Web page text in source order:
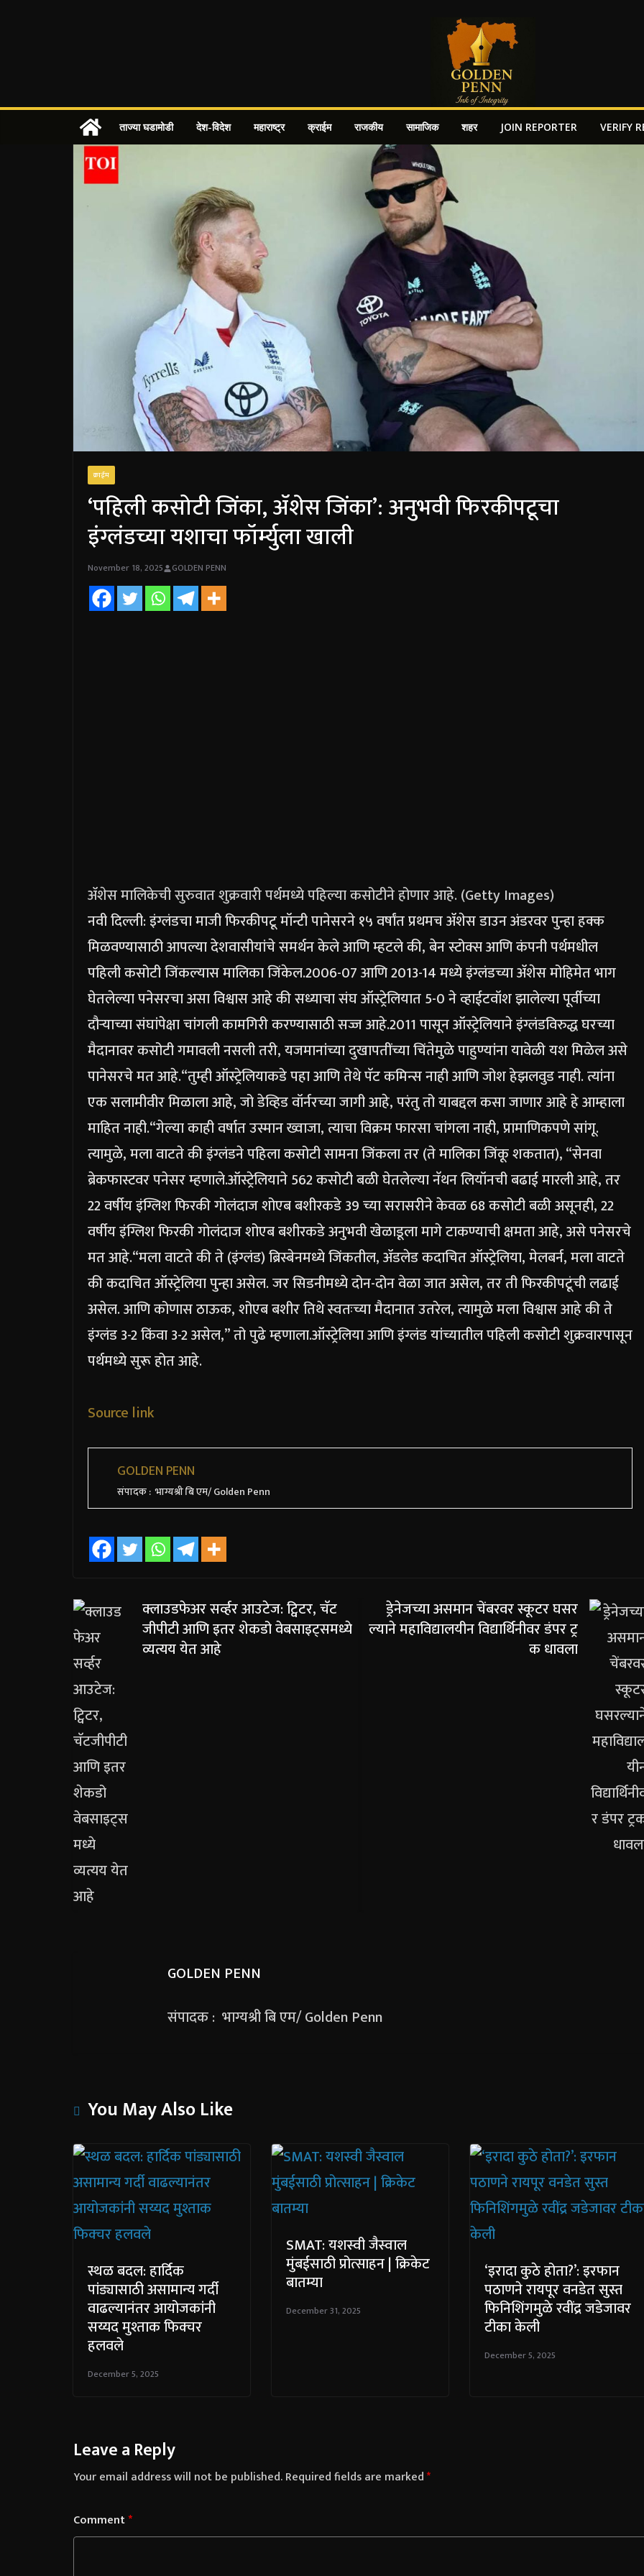
ताज्या घडामोडी देश-विदेश महाराष्ट्र क्राईम राजकीय सामाजिक शहर JOIN REPORTER VERIFY
क्राईम
‘पहिली कसोटी जिंका, ॲशेस जिंका’: अनुभवी फिरकीपटूचा
इंग्लंडच्या यशाचा फॉर्म्युला खाली
November 18, 2025 GOLDEN PENN
ॲशेस मालिकेची सुरुवात शुक्रवारी पर्थमध्ये पहिल्या कसोटीने होणार आहे. (Getty Images)
नवी दिल्ली: इंग्लंडचा माजी फिरकीपटू मॉन्टी पानेसरने १५ वर्षांत प्रथमच ॲशेस डाउन अंडरवर पुन्हा हक्क
मिळवण्यासाठी आपल्या देशवासीयांचे समर्थन केले आणि म्हटले की, बेन स्टोक्स आणि कंपनी पर्थमधील
पहिली कसोटी जिंकल्यास मालिका जिंकेल.2006-07 आणि 2013-14 मध्ये इंग्लंडच्या ॲशेस मोहिमेत भाग
घेतलेल्या पनेसरचा असा विश्वास आहे की सध्याचा संघ ऑस्ट्रेलियात 5-0 ने व्हाईटवॉश झालेल्या पूर्वीच्या
दौऱ्याच्या संघांपेक्षा चांगली कामगिरी करण्यासाठी सज्ज आहे.2011 पासून ऑस्ट्रेलियाने इंग्लंडविरुद्ध घरच्या
मैदानावर कसोटी गमावली नसली तरी, यजमानांच्या दुखापतींच्या चिंतेमुळे पाहुण्यांना यावेळी यश मिळेल असे
पानेसरचे मत आहे.“तुम्ही ऑस्ट्रेलियाकडे पहा आणि तेथे पॅट कमिन्स नाही आणि जोश हेझलवुड नाही.त्यांना
एक सलामीवीर मिळाला आहे, जो डेव्हिड वॉर्नरच्या जागी आहे, परंतु तो याबद्दल कसा जाणार आहे हे आम्हाला
माहित नाही.“गेल्या काही वर्षात उस्मान ख्वाजा, त्याचा विक्रम फारसा चांगला नाही, प्रामाणिकपणे सांगू.
त्यामुळे, मला वाटते की इंग्लंडने पहिला कसोटी सामना जिंकला तर (ते मालिका जिंकू शकतात), “सेनवा
ब्रेकफास्टवर पनेसर म्हणाले.ऑस्ट्रेलियाने 562 कसोटी बळी घेतलेल्या नॅथन लियॉनची बढाई मारली आहे, तर
22 वर्षीय इंग्लिश फिरकी गोलंदाज शोएब बशीरकडे 39 च्या सरासरीने केवळ 68 कसोटी बळी असूनही, 22
वर्षीय इंग्लिश फिरकी गोलंदाज शोएब बशीरकडे अनुभवी खेळाडूला मागे टाकण्याची क्षमता आहे, असे पनेसरचे
मत आहे.“मला वाटते की ते (इंग्लंड) ब्रिस्बेनमध्ये जिंकतील, ॲडलेड कदाचित ऑस्ट्रेलिया, मेलबर्न, मला वाटते
की कदाचित ऑस्ट्रेलिया पुन्हा असेल. जर सिडनीमध्ये दोन-दोन वेळा जात असेल, तर ती फिरकीपटूंची लढाई
असेल. आणि कोणास ठाऊक, शोएब बशीर तिथे स्वतःच्या मैदानात उतरेल, त्यामुळे मला विश्वास आहे की ते
इंग्लंड 3-2 किंवा 3-2 असेल,” तो पुढे म्हणाला.ऑस्ट्रेलिया आणि इंग्लंड यांच्यातील पहिली कसोटी शुक्रवारपासून
पर्थमध्ये सुरू होत आहे.
Source link
GOLDEN PENN
संपादक : भाग्यश्री बि एम/ Golden Penn
क्लाउडफेअर सर्व्हर आउटेज: ट्विटर, चॅट
जीपीटी आणि इतर शेकडो वेबसाइट्समध्ये
व्यत्यय येत आहे
ड्रेनेजच्या असमान चेंबरवर स्कूटर घसर
ल्याने महाविद्यालयीन विद्यार्थिनीवर डंपर ट्र
क धावला
GOLDEN PENN
संपादक : भाग्यश्री बि एम/ Golden Penn
You May Also Like
स्थळ बदल: हार्दिक
पांड्यासाठी असामान्य गर्दी
वाढल्यानंतर आयोजकांनी
सय्यद मुश्ताक फिक्चर
हलवले
December 5, 2025
SMAT: यशस्वी जैस्वाल
मुंबईसाठी प्रोत्साहन | क्रिकेट
बातम्या
December 31, 2025
‘इरादा कुठे होता?’: इरफान
पठाणने रायपूर वनडेत सुस्त
फिनिशिंगमुळे रवींद्र जडेजावर
टीका केली
December 5, 2025
Leave a Reply
Your email address will not be published.Required fields are marked*
Comment*